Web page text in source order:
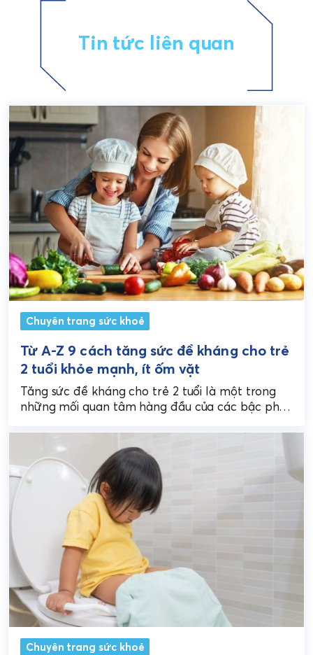
Tin tức liên quan
Chuyên trang sức khoẻ
Từ A-Z 9 cách tăng sức đề kháng cho trẻ
2 tuổi khỏe mạnh, ít ốm vặt
Tăng sức đề kháng cho trẻ 2 tuổi là một trong
những mối quan tâm hàng đầu của các bậc phụ
Chuyên trang sức khoẻ